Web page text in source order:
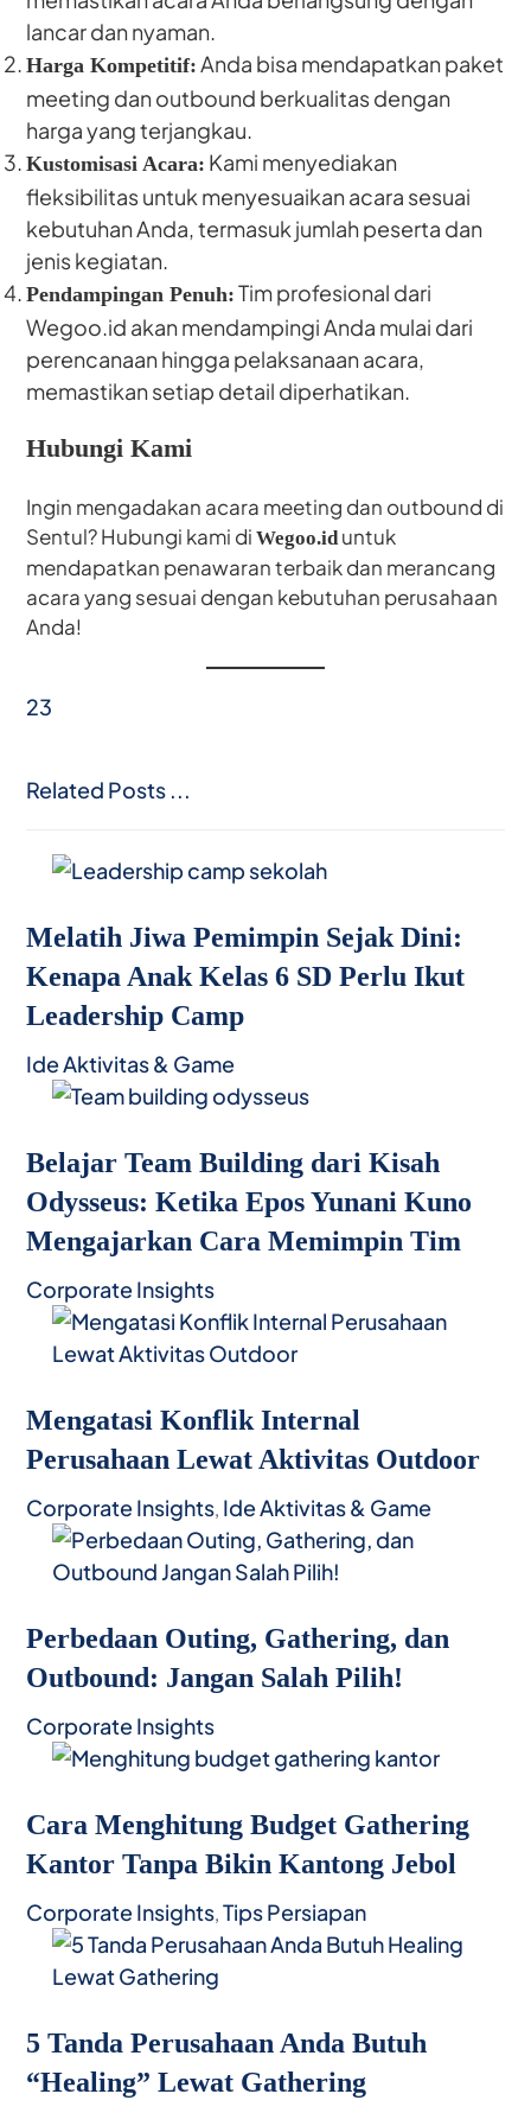
lancar dan nyaman.
Harga Kompetitif: Anda bisa mendapatkan paket
meeting dan outbound berkualitas dengan
harga yang terjangkau.
Kustomisasi Acara: Kami menyediakan
fleksibilitas untuk menyesuaikan acara sesuai
kebutuhan Anda, termasuk jumlah peserta dan
jenis kegiatan.
Pendampingan Penuh: Tim profesional dari
Wegoo.id akan mendampingi Anda mulai dari
perencanaan hingga pelaksanaan acara,
memastikan setiap detail diperhatikan.
Hubungi Kami
Ingin mengadakan acara meeting dan outbound di
Sentul? Hubungi kami diWegoo.iduntuk
mendapatkan penawaran terbaik dan merancang
acara yang sesuai dengan kebutuhan perusahaan
Anda!
23
Related Posts ...
Melatih Jiwa Pemimpin Sejak Dini:
Kenapa Anak Kelas 6 SD Perlu Ikut
Leadership Camp
Ide Aktivitas & Game
Belajar Team Building dari Kisah
Odysseus: Ketika Epos Yunani Kuno
Mengajarkan Cara Memimpin Tim
Corporate Insights
Mengatasi Konflik Internal
Perusahaan Lewat Aktivitas Outdoor
Corporate Insights, Ide Aktivitas & Game
Perbedaan Outing, Gathering, dan
Outbound: Jangan Salah Pilih!
Corporate Insights
Cara Menghitung Budget Gathering
Kantor Tanpa Bikin Kantong Jebol
Corporate Insights,Tips Persiapan
5 Tanda Perusahaan Anda Butuh
“Healing” Lewat Gathering